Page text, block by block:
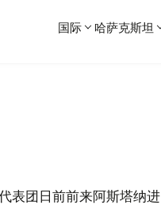
国际 哈萨克斯坦
表团日前前来阿斯塔纳进